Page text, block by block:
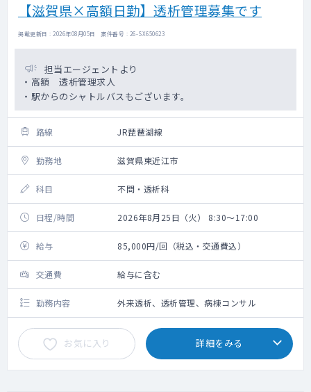
【滋賀県×高額日勤】透析管理募集です
掲載更新日 : 2026年08月05日 案件番号 : 26-SX650623
担当エージェントより
・高額 透析管理求人
・駅からのシャトルバスもございます。
路線 JR琵琶湖線
勤務地 滋賀県東近江市
科目 不問・透析科
日程/時間 2026年8月25日（火） 8:30～17:00
給与 85,000円/回（税込・交通費込）
交通費 給与に含む
勤務内容 外来透析、透析管理、病棟コンサル
お気に入り 詳細をみる